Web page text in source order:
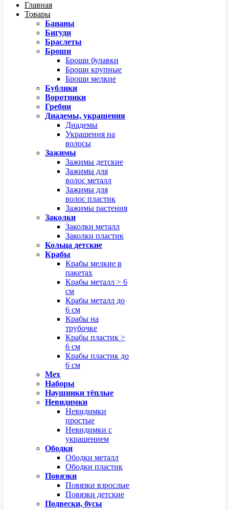
Главная
Товары
Бананы
Бигуди
Браслеты
Броши
Броши булавки
Броши крупные
Броши мелкие
Бублики
Воротники
Гребни
Диадемы, украшения
Диадемы
Украшения на
волосы
Зажимы
Зажимы детские
Зажимы для
волос металл
Зажимы для
волос пластик
Зажимы растения
Заколки
Заколки металл
Заколки пластик
Кольца детские
Крабы
Крабы мелкие в
пакетах
Крабы металл > 6
см
Крабы металл до
6 см
Крабы на
трубочке
Крабы пластик >
6 см
Крабы пластик до
6 см
Мех
Наборы
Наушники тёплые
Невидимки
Невидимки
простые
Невидимки с
украшением
Ободки
Ободки металл
Ободки пластик
Повязки
Повязки взрослые
Повязки детские
Подвески, бусы